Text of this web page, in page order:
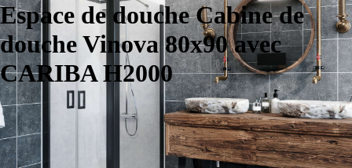
Espace de douche Cabine de
douche Vinova 80x90 avec
CARIBA H2000